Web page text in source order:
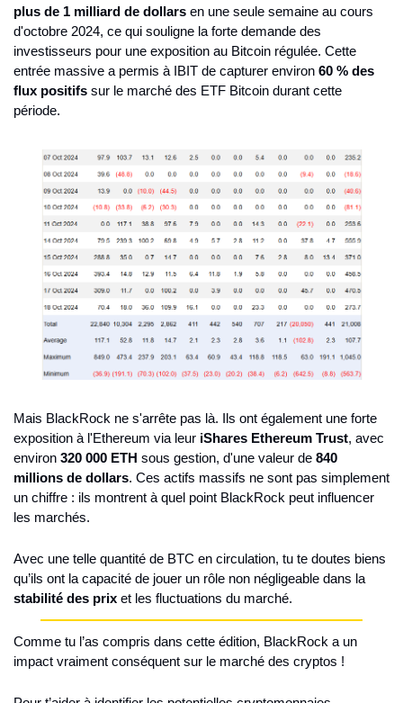
plus de 1 milliard de dollars en une seule semaine au cours
d'octobre 2024, ce qui souligne la forte demande des
investisseurs pour une exposition au Bitcoin régulée. Cette
entrée massive a permis à IBIT de capturer environ 60 % des
flux positifs sur le marché des ETF Bitcoin durant cette
période.
Mais BlackRock ne s'arrête pas là. Ils ont également une forte
exposition à l'Ethereum via leur iShares Ethereum Trust, avec
environ 320 000 ETH sous gestion, d'une valeur de 840
millions de dollars. Ces actifs massifs ne sont pas simplement
un chiffre : ils montrent à quel point BlackRock peut influencer
les marchés.
Avec une telle quantité de BTC en circulation, tu te doutes biens
stabilité des prix et les fluctuations du marché.
Comme tu l’as compris dans cette édition, BlackRock a un
impact vraiment conséquent sur le marché des cryptos !